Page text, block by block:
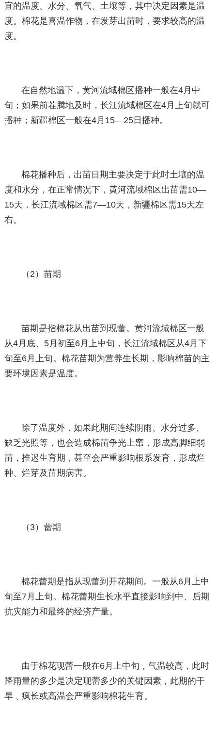
宜的温度、水分、氧气、土壤等，其中决定因素是温
度。棉花是喜温作物，在发芽出苗时，要求较高的温
度。
在自然地温下，黄河流域棉区播种一般在4月中
旬；如果前茬腾地及时，长江流域棉区在4月上旬就可
播种；新疆棉区一般在4月15—25日播种。
棉花播种后，出苗日期主要决定于此时土壤的温
度和水分，在正常情况下，黄河流域棉区出苗需10—
15天，长江流域棉区需7—10天，新疆棉区需15天左
右。
（2）苗期
苗期是指棉花从出苗到现蕾。黄河流域棉区一般
从4月底、5月初至6月上中旬，长江流域棉区从4月下
旬至6月上旬。棉花苗期为营养生长期，影响棉苗的主
要环境因素是温度。
除了温度外，如果此期间连续阴雨、水分过多、
缺乏光照等，也会造成棉苗争光上窜，形成高脚细弱
苗，推迟生育期，甚至会严重影响根系发育，形成烂
种、烂芽及苗期病害。
（3）蕾期
棉花蕾期是指从现蕾到开花期间。一般从6月上中
旬至7月上旬。棉花蕾期生长水平直接影响到中、后期
抗灾能力和最终的经济产量。
由于棉花现蕾一般在6月上中旬，气温较高，此时
降雨量的多少是决定现蕾多少的关键因素，此期的干
旱﹑疯长或高温会严重影响棉花生育。